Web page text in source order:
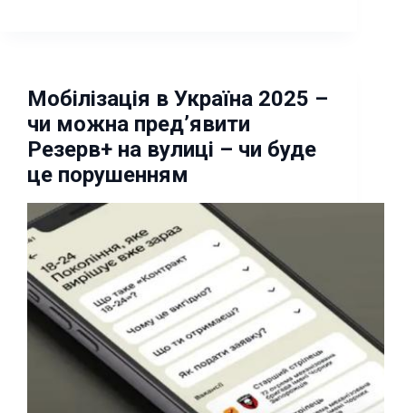
Мобілізація в Україна 2025 –
чи можна пред’явити
Резерв+ на вулиці – чи буде
це порушенням